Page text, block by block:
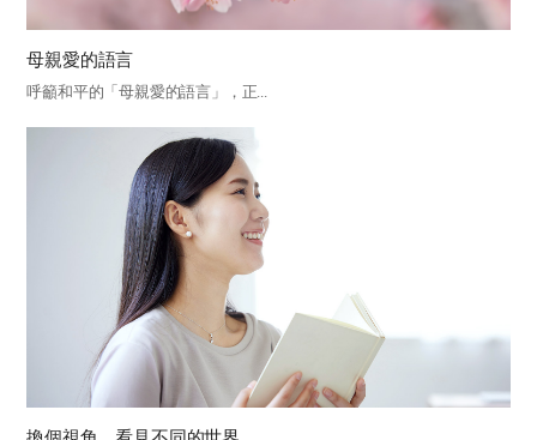
母親愛的語言
呼籲和平的「母親愛的語言」，正...